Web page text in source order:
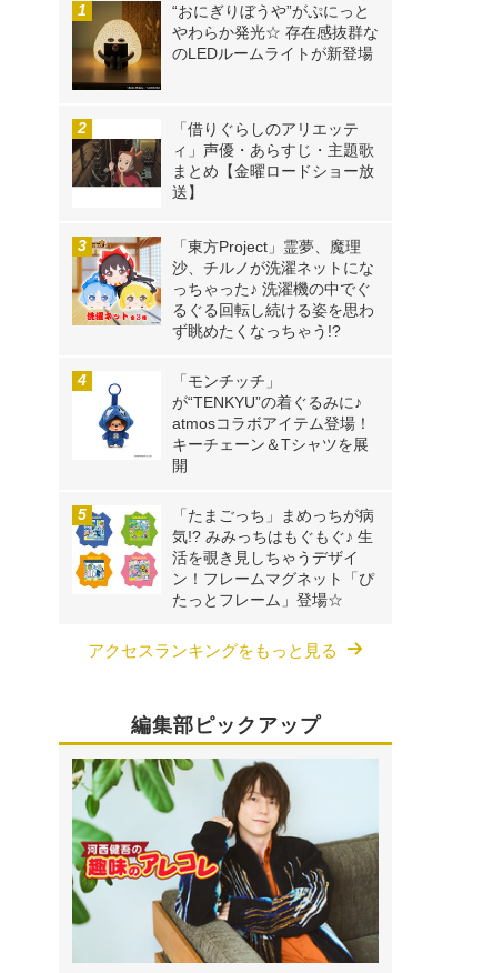
“おにぎりぼうや”がぷにっと
やわらか発光☆ 存在感抜群な
のLEDルームライトが新登場
「借りぐらしのアリエッテ
ィ」声優・あらすじ・主題歌
まとめ【金曜ロードショー放
送】
「東方Project」霊夢、魔理
沙、チルノが洗濯ネットにな
っちゃった♪ 洗濯機の中でぐ
るぐる回転し続ける姿を思わ
ず眺めたくなっちゃう!?
「モンチッチ」
が“TENKYU”の着ぐるみに♪
atmosコラボアイテム登場！
キーチェーン＆Tシャツを展
開
「たまごっち」まめっちが病
気!? みみっちはもぐもぐ♪ 生
活を覗き見しちゃうデザイ
ン！フレームマグネット「ぴ
たっとフレーム」登場☆
アクセスランキングをもっと見る
編集部ピックアップ